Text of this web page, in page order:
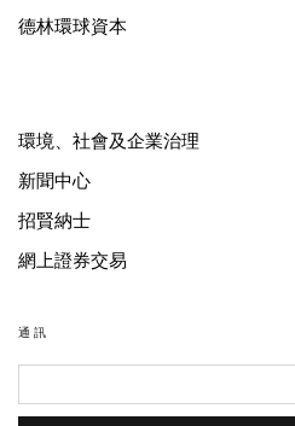
德林環球資本
環境、社會及企業治理
新聞中心
招賢納士
網上證券交易
通訊